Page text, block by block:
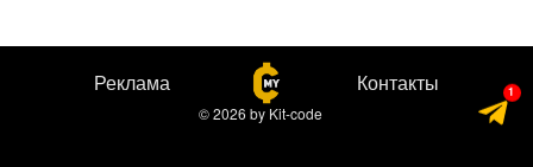
Реклама Контакты
© 2026 by Kit-code